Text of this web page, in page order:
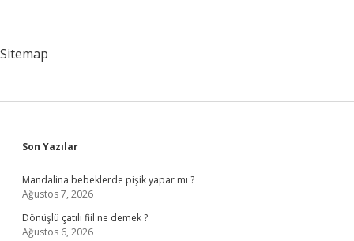
Sitemap
Sidebar
Son Yazılar
Mandalina bebeklerde pişik yapar mı ?
Ağustos 7, 2026
Dönüşlü çatılı fiil ne demek ?
Ağustos 6, 2026